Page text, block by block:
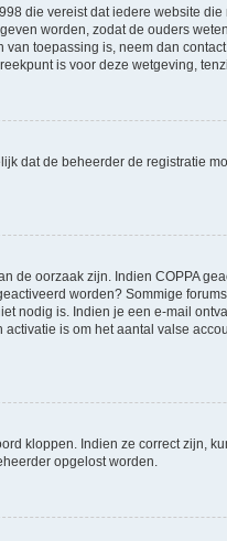
die vereist dat iedere website
worden, zodat de ouders
toepassing is, neem dan
is voor deze wetgeving,
dat de beheerder de registratie
de oorzaak zijn. Indien COPPA
worden? Sommige
nodig is. Indien je een e-mail
is om het aantal valse
kloppen. Indien ze correct zijn,
opgelost worden.